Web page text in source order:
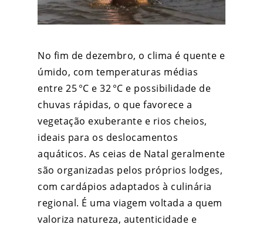
No fim de dezembro, o clima é quente e
úmido, com temperaturas médias
entre 25 °C e 32 °C e possibilidade de
chuvas rápidas, o que favorece a
vegetação exuberante e rios cheios,
ideais para os deslocamentos
aquáticos. As ceias de Natal geralmente
são organizadas pelos próprios lodges,
com cardápios adaptados à culinária
regional. É uma viagem voltada a quem
valoriza natureza, autenticidade e